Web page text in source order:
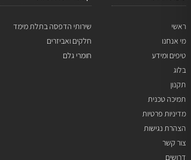
ראשי
מי אנחנו
טיפים ומידע
בלוג
תקנון
תמיכה טכנית
מדיניות פרטיות
הצהרת נגישות
צור קשר
דרושים
שירותי הדפסה בתלת מימד
חלקים ואביזרים
חומרי גלם